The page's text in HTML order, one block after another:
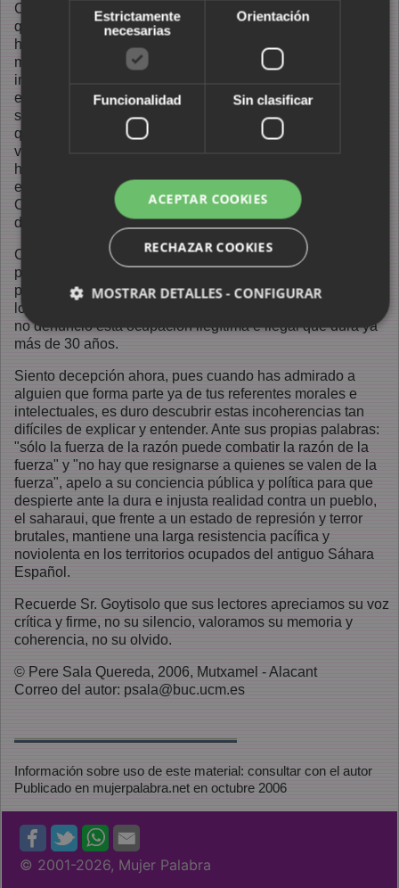
Calificado como "un hombre de tolerancia y de escucha,
que se ha negado a admitir la tiranía de los tópicos y que
ha estado continuamente en rebelión contra el
menosprecio del otro", que "ha denunciado
incesablemente las injusticias y la intolerancia". Todo esto
es cierto, pero siempre olvidó a un pueblo oprimido, el
saharaui. Curiosamente la palestina Leila Chahid afirmó
que "era un constructor de puentes en un tiempo en que
vuelven los muros". De nuevo olvidó o silenció que aún
hoy existe un muro, el muro de la vergüenza construido por
el gobierno de Marruecos, que separa el Sáhara
Occidental en dos mitades intransitables por las familias
dividas entre ambos lados de este muro.
Cariñosamente se dijo que era "una mosca cojonera de los
poderes públicos", lástima que desaprovechara la ocasión
para denunciar tantas injusticias, torturas y violaciones de
los Derechos Humanos ante aquellos que las ejercen, pero
no denunció esta ocupación ilegítima e ilegal que dura ya
más de 30 años.
Siento decepción ahora, pues cuando has admirado a
alguien que forma parte ya de tus referentes morales e
intelectuales, es duro descubrir estas incoherencias tan
difíciles de explicar y entender. Ante sus propias palabras:
"sólo la fuerza de la razón puede combatir la razón de la
fuerza" y "no hay que resignarse a quienes se valen de la
fuerza", apelo a su conciencia pública y política para que
despierte ante la dura e injusta realidad contra un pueblo,
el saharaui, que frente a un estado de represión y terror
brutales, mantiene una larga resistencia pacífica y
noviolenta en los territorios ocupados del antiguo Sáhara
Español.
Recuerde Sr. Goytisolo que sus lectores apreciamos su voz
crítica y firme, no su silencio, valoramos su memoria y
coherencia, no su olvido.
© Pere Sala Quereda, 2006, Mutxamel - Alacant
Correo del autor: psala@buc.ucm.es
Información sobre uso de este material: consultar con el autor
Publicado en mujerpalabra.net en octubre 2006
© 2001-2026, Mujer Palabra
Estrictamente
necesarias
Orientación
Funcionalidad Sin clasificar
ACEPTAR COOKIES
RECHAZAR COOKIES
MOSTRAR DETALLES - CONFIGURAR